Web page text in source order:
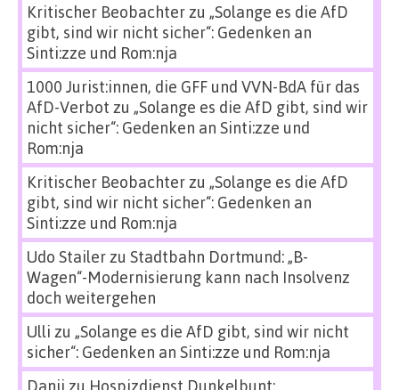
Kritischer Beobachterzu „Solange es die AfD
gibt, sind wir nicht sicher“: Gedenken an
Sinti:zze und Rom:nja
1000 Jurist:innen, die GFF und VVN-BdA für das
AfD-Verbot zu „Solange es die AfD gibt, sind wir
nicht sicher“: Gedenken an Sinti:zze und
Rom:nja
Kritischer Beobachterzu „Solange es die AfD
gibt, sind wir nicht sicher“: Gedenken an
Sinti:zze und Rom:nja
Udo Stailerzu Stadtbahn Dortmund: „B-
Wagen“-Modernisierung kann nach Insolvenz
doch weitergehen
Ulli zu „Solange es die AfD gibt, sind wir nicht
sicher“: Gedenken an Sinti:zze und Rom:nja
Danii zu Hospizdienst Dunkelbunt: